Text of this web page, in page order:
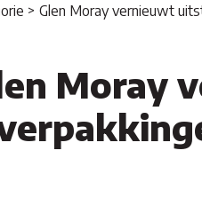
Glen Moray vernieuwt
Moray